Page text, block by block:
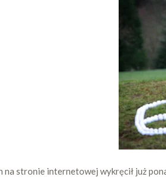
na stronie internetowej wykręcił już